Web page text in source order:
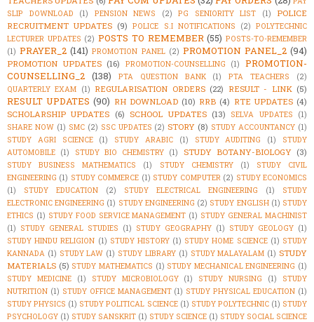
SLIP DOWNLOAD
(1) PENSION NEWS (2) PG SENIORITY LIST (1)
POLICE
RECRUITMENT UPDATES (9) POLICE S.I NOTIFICATIONS (2) POLYTECHNIC
LECTURER UPDATES (2) POSTS TO REMEMBER (55) POSTS-TO-REMEMBER
(1) PRAYER_2 (141) PROMOTION PANEL (2) PROMOTION PANEL_2 (94)
PROMOTION UPDATES (16) PROMOTION-COUNSELLING (1)
PROMOTION-
COUNSELLING_2 (138) PTA QUESTION BANK (1) PTA TEACHERS
(2)
QUARTERLY EXAM (1) REGULARISATION ORDERS (22) RESULT - LINK (5)
RESULT UPDATES (90) RH DOWNLOAD (10) RRB (4) RTE UPDATES (4)
SCHOLARSHIP UPDATES (6) SCHOOL UPDATES (13) SELVA UPDATES
(1)
SHARE NOW (1) SMC (2) SSC UPDATES (2) STORY (8) STUDY ACCOUNTANCY (1)
STUDY AGRI SCIENCE
(1) STUDY ARABIC (1) STUDY AUDITING (1)
STUDY
AUTOMOBILE (1) STUDY BIO CHEMISTRY (1) STUDY BOTANY-BIOLOGY (3)
STUDY BUSINESS MATHEMATICS (1) STUDY CHEMISTRY (1)
STUDY CIVIL
ENGINEERING (1) STUDY COMMERCE (1) STUDY COMPUTER (2) STUDY ECONOMICS
(1)
STUDY EDUCATION (2) STUDY ELECTRICAL ENGINEERING (1)
STUDY
ELECTRONIC ENGINEERING (1) STUDY ENGINEERING (2) STUDY ENGLISH (1) STUDY
ETHICS (1) STUDY FOOD SERVICE MANAGEMENT (1) STUDY GENERAL MACHINIST
(1) STUDY GENERAL STUDIES (1) STUDY GEOGRAPHY (1) STUDY GEOLOGY (1)
STUDY HINDU RELIGION (1) STUDY HISTORY (1) STUDY HOME SCIENCE (1) STUDY
KANNADA (1) STUDY LAW (1) STUDY LIBRARY (1) STUDY MALAYALAM (1) STUDY
MATERIALS (5) STUDY MATHEMATICS (1) STUDY MECHANICAL ENGINEERING (1)
STUDY MEDICINE
(1) STUDY MICROBIOLOGY (1) STUDY NURSING (1)
STUDY
NUTRITION (1) STUDY OFFICE MANAGEMENT (1) STUDY PHYSICAL EDUCATION (1)
STUDY PHYSICS (1) STUDY POLITICAL SCIENCE (1) STUDY POLYTECHNIC (1) STUDY
PSYCHOLOGY (1) STUDY SANSKRIT (1) STUDY SCIENCE (1) STUDY SOCIAL SCIENCE